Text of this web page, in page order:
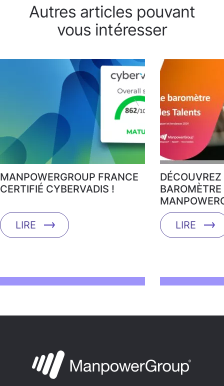
Autres articles pouvant
vous intéresser
MANPOWERGROUP FRANCE
CERTIFIÉ CYBERVADIS !
LIRE
DÉCOUVREZ
LIRE